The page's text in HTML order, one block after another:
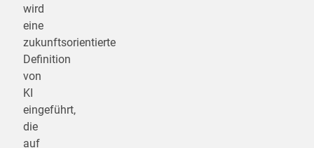
wird
eine
zukunftsorientierte
Definition
von
KI
eingeführt,
die
auf